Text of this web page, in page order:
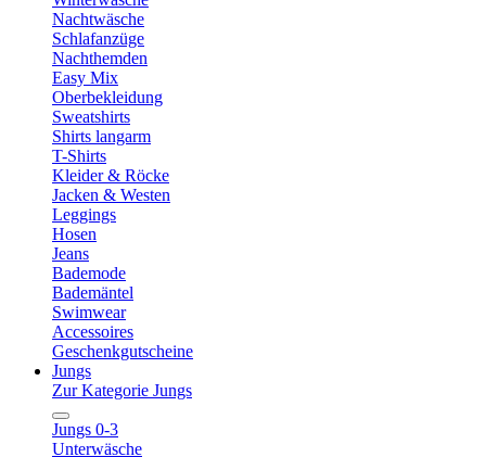
Nachtwäsche
Schlafanzüge
Nachthemden
Easy Mix
Oberbekleidung
Sweatshirts
Shirts langarm
T-Shirts
Kleider & Röcke
Jacken & Westen
Leggings
Hosen
Jeans
Bademode
Bademäntel
Swimwear
Accessoires
Geschenkgutscheine
Jungs
Zur Kategorie Jungs
Jungs 0-3
Unterwäsche